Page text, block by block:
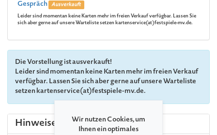
Gespräch
Ausverkauft
Leider sind momentan keine Karten mehr im freien Verkauf verfügbar. Lassen Sie
sich aber gerne auf unsere Warteliste setzen kartenservice(at)festspiele-mv.de.
Die Vorstellung ist ausverkauft!
Leider sind momentan keine Karten mehr im freien Verkauf
verfügbar. Lassen Sie sich aber gerne auf unsere Warteliste
setzen kartenservice(at)festspiele-mv.de.
Hinweise
Wir nutzen Cookies, um
Ihnen ein optimales